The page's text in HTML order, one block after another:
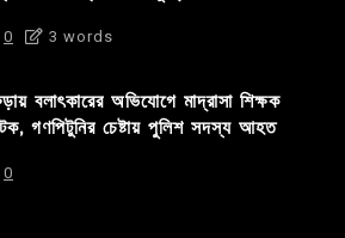
0 3 words
বলাৎকারের অভিযোগে মাদ্রাসা শিক্ষক
গণপিটুনির চেষ্টায় পুলিশ সদস্য আহত
0